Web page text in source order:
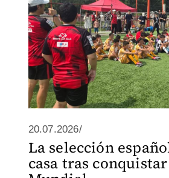
20.07.2026/
La selección
casa tras